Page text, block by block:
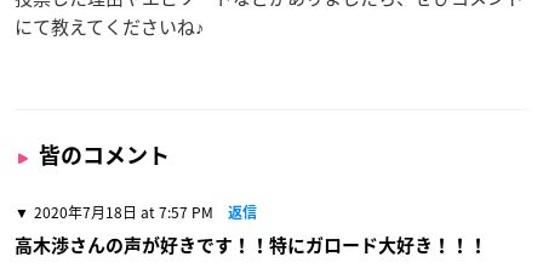
にて教えてくださいね♪
皆のコメント
2020年7月18日 at 7:57 PM 返信
高木渉さんの声が好きです！！特にガロード大好き！！！